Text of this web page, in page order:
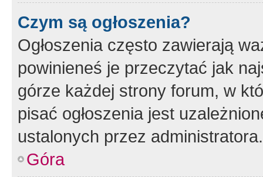
Czym są ogłoszenia?
Ogłoszenia często zawierają
powinieneś je przeczytać jak
górze każdej strony forum, w
pisać ogłoszenia jest
ustalonych przez administratora.
Góra